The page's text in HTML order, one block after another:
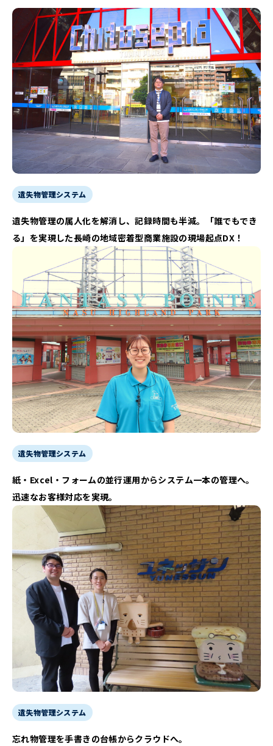
遺失物管理システム
遺失物管理の属人化を解消し、記録時間も半減。「誰でもでき
る」を実現した長崎の地域密着型商業施設の現場起点DX！
遺失物管理システム
紙・Excel・フォームの並行運用からシステム一本の管理へ。
迅速なお客様対応を実現。
遺失物管理システム
忘れ物管理を手書きの台帳からクラウドへ。